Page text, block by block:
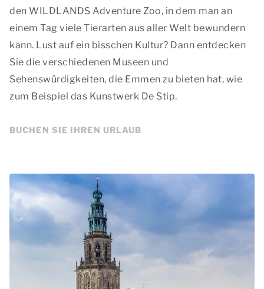
den WILDLANDS Adventure Zoo, in dem man an
einem Tag viele Tierarten aus aller Welt bewundern
kann. Lust auf ein bisschen Kultur? Dann entdecken
Sie die verschiedenen Museen und
Sehenswürdigkeiten, die Emmen zu bieten hat, wie
zum Beispiel das Kunstwerk De Stip.
BUCHEN SIE IHREN URLAUB